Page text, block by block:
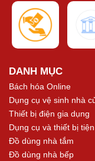
DANH MỤC
Bách hóa Online
Dụng cụ vệ sinh nhà
Thiết bị điện gia dụng
Dụng cụ và thiết bị
Đồ dùng nhà tắm
Đồ dùng nhà bếp